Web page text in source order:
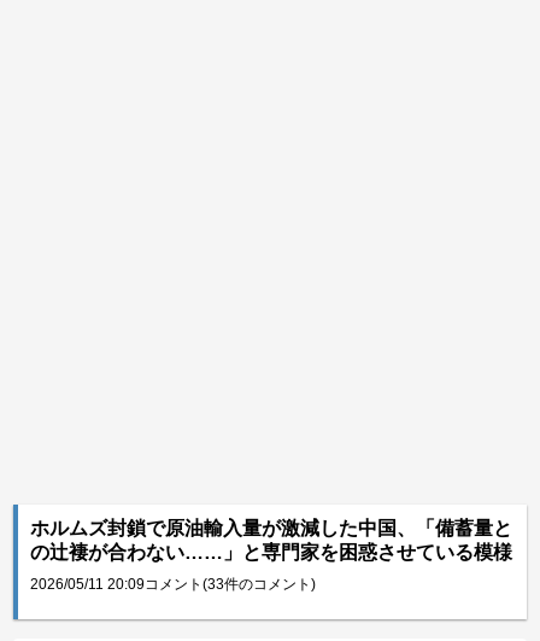
ホルムズ封鎖で原油輸入量が激減した中国、「備蓄量と
の辻褄が合わない……」と専門家を困惑させている模様
2026/05/11 20:09コメント(33件のコメント)